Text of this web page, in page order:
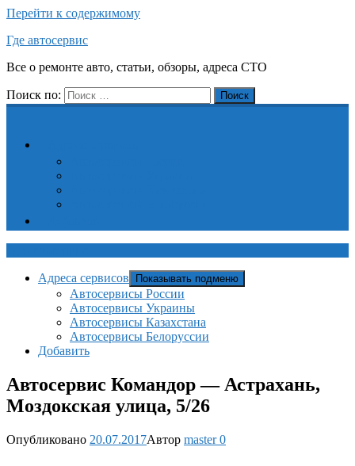
Перейти к содержимому
Где автосервис
Все о ремонте авто, статьи, обзоры, адреса СТО
Поиск по: Поиск
Адреса сервисов Показывать подменю
Автосервисы России
Автосервисы Украины
Автосервисы Казахстана
Автосервисы Белоруссии
Добавить
Автосервис Командор — Астрахань,
Моздокская улица, 5/26
Опубликовано 20.07.2017Автор master0